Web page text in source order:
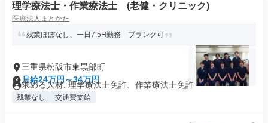
理学療法士・作業療法士 (老健・クリニック)
医療法人まとかた
残業ほぼなし、一日7.5H勤務 ブランク可
三重県松阪市東黒部町
月給24万円～34万円
求める人材: 理学療法士免許、作業療法士免許
残業なし 交通費支給